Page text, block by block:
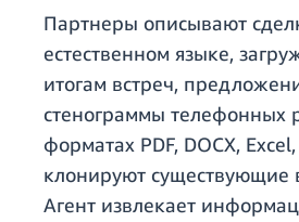
Партнеры описывают
естественном языке,
итогам встреч,
стенограммы телефонных
форматах PDF, DOCX,
клонируют существующие
Агент извлекает